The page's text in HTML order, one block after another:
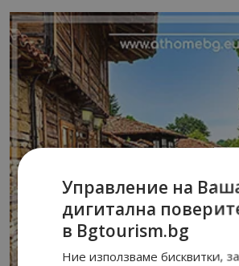
Управление на
дигитална
в Bgtourism.bg
Ние използваме бисквитки,